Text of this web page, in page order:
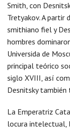
Smith, con
Tretyakov. A partir
smithiano fiel y
hombres
Universida de
principal teórico
siglo XVIII, así
Desnitsky
La Emperatriz
locura intelectual,